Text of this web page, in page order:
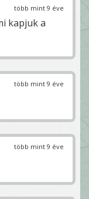
több mint 9 éve
kapjuk a
több mint 9 éve
több mint 9 éve